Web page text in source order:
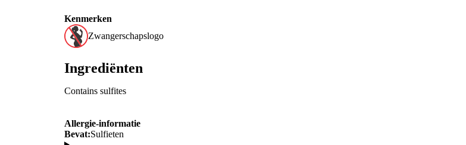
Kenmerken
Zwangerschapslogo
Ingrediënten
Contains sulfites
Allergie-informatie
Bevat:Sulfieten